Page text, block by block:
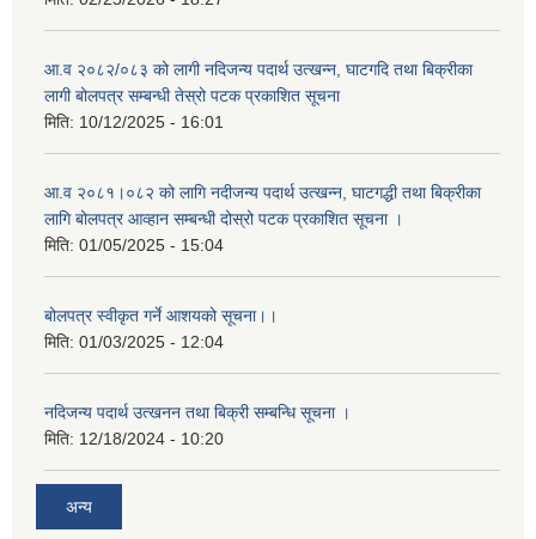
आ.व २०८२/०८३ को लागी नदिजन्य पदार्थ उत्खन्न, घाटगदि तथा बिक्रीका
लागी बोलपत्र सम्बन्धी तेस्रो पटक प्रकाशित सूचना
मिति: 10/12/2025 - 16:01
आ.व २०८१।०८२ को लागि नदीजन्य पदार्थ उत्खन्न, घाटगद्धी तथा बिक्रीका
लागि बोलपत्र आव्हान सम्बन्धी दोस्रो पटक प्रकाशित सूचना ।
मिति: 01/05/2025 - 15:04
बोलपत्र स्वीकृत गर्ने आशयको सूचना।।
मिति: 01/03/2025 - 12:04
नदिजन्य पदार्थ उत्खनन तथा बिक्री सम्बन्धि सूचना ।
मिति: 12/18/2024 - 10:20
अन्य